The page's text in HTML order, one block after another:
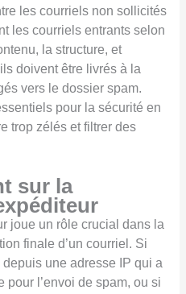
les courriels non sollicités
les courriels entrants selon
la structure, et
doivent être livrés à la
vers le dossier spam.
pour la sécurité en
trop zélés et filtrer des
sur la
joue un rôle crucial dans la
finale d’un courriel. Si
une adresse IP qui a
pour l’envoi de spam, ou si